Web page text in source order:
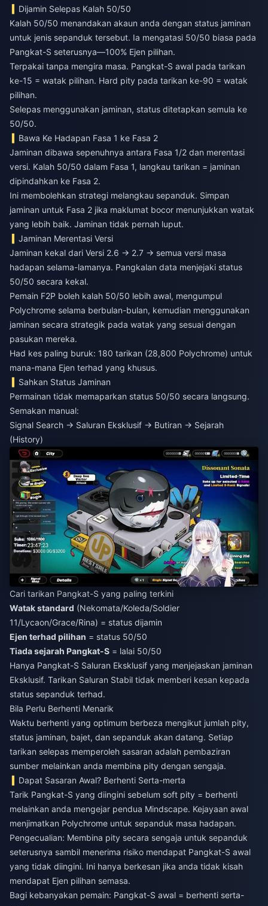
Dijamin Selepas Kalah 50/50
Kalah 50/50 menandakan akaun anda dengan status jaminan
untuk jenis sepanduk tersebut. Ia mengatasi 50/50 biasa pada
Pangkat-S seterusnya—100% Ejen pilihan.
Terpakai tanpa mengira masa. Pangkat-S awal pada tarikan
ke-15 = watak pilihan. Hard pity pada tarikan ke-90 = watak
pilihan.
Selepas menggunakan jaminan, status ditetapkan semula ke
50/50.
Bawa Ke Hadapan Fasa 1 ke Fasa 2
Jaminan dibawa sepenuhnya antara Fasa 1/2 dan merentasi
versi. Kalah 50/50 dalam Fasa 1, langkau tarikan = jaminan
dipindahkan ke Fasa 2.
Ini membolehkan strategi melangkau sepanduk. Simpan
jaminan untuk Fasa 2 jika maklumat bocor menunjukkan watak
yang lebih baik. Jaminan tidak pernah luput.
Jaminan Merentasi Versi
Jaminan kekal dari Versi 2.6 → 2.7 → semua versi masa
hadapan selama-lamanya. Pangkalan data menjejaki status
50/50 secara kekal.
Pemain F2P boleh kalah 50/50 lebih awal, mengumpul
Polychrome selama berbulan-bulan, kemudian menggunakan
jaminan secara strategik pada watak yang sesuai dengan
pasukan mereka.
Had kes paling buruk: 180 tarikan (28,800 Polychrome) untuk
mana-mana Ejen terhad yang khusus.
Sahkan Status Jaminan
Permainan tidak memaparkan status 50/50 secara langsung.
Semakan manual:
Signal Search → Saluran Eksklusif → Butiran → Sejarah
(History)
Cari tarikan Pangkat-S yang paling terkini
Watak standard (Nekomata/Koleda/Soldier
11/Lycaon/Grace/Rina) = status dijamin
Ejen terhad pilihan = status 50/50
Tiada sejarah Pangkat-S = lalai 50/50
Hanya Pangkat-S Saluran Eksklusif yang menjejaskan jaminan
Eksklusif. Tarikan Saluran Stabil tidak memberi kesan kepada
status sepanduk terhad.
Bila Perlu Berhenti Menarik
Waktu berhenti yang optimum berbeza mengikut jumlah pity,
status jaminan, bajet, dan sepanduk akan datang. Setiap
tarikan selepas memperoleh sasaran adalah pembaziran
sumber melainkan anda membina pity dengan sengaja.
Dapat Sasaran Awal? Berhenti Serta-merta
Tarik Pangkat-S yang diingini sebelum soft pity = berhenti
melainkan anda mengejar pendua Mindscape. Kejayaan awal
menjimatkan Polychrome untuk sepanduk masa hadapan.
Pengecualian: Membina pity secara sengaja untuk sepanduk
seterusnya sambil menerima risiko mendapat Pangkat-S awal
yang tidak diingini. Ini hanya berkesan jika anda tidak kisah
mendapat Ejen pilihan semasa.
Bagi kebanyakan pemain: Pangkat-S awal = berhenti serta-